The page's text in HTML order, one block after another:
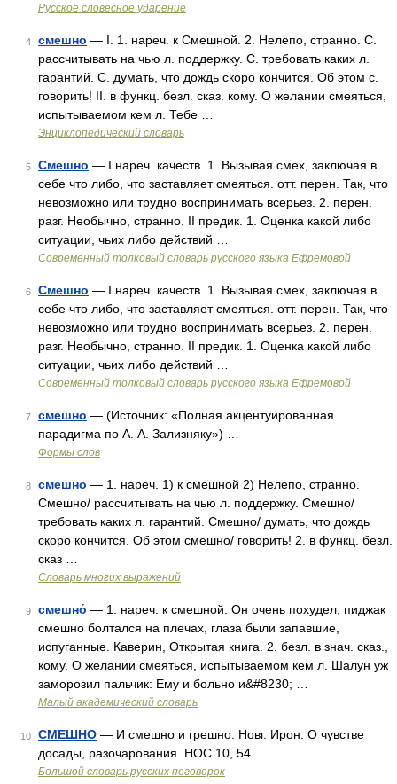
Русское словесное ударение
4 смешно — I. 1. нареч. к Смешной. 2. Нелепо, странно. С.
рассчитывать на чью л. поддержку. С. требовать каких л.
гарантий. С. думать, что дождь скоро кончится. Об этом с.
говорить! II. в функц. безл. сказ. кому. О желании смеяться,
испытываемом кем л. Тебе …
Энциклопедический словарь
5 Смешно — I нареч. качеств. 1. Вызывая смех, заключая в
себе что либо, что заставляет смеяться. отт. перен. Так, что
невозможно или трудно воспринимать всерьез. 2. перен.
разг. Необычно, странно. II предик. 1. Оценка какой либо
ситуации, чьих либо действий …
Современный толковый словарь русского языка Ефремовой
6 Смешно — I нареч. качеств. 1. Вызывая смех, заключая в
себе что либо, что заставляет смеяться. отт. перен. Так, что
невозможно или трудно воспринимать всерьез. 2. перен.
разг. Необычно, странно. II предик. 1. Оценка какой либо
ситуации, чьих либо действий …
Современный толковый словарь русского языка Ефремовой
7 смешно — (Источник: «Полная акцентуированная
парадигма по А. А. Зализняку») …
Формы слов
8 смешно — 1. нареч. 1) к смешной 2) Нелепо, странно.
Смешно/ рассчитывать на чью л. поддержку. Смешно/
требовать каких л. гарантий. Смешно/ думать, что дождь
скоро кончится. Об этом смешно/ говорить! 2. в функц. безл.
сказ …
Словарь многих выражений
9 смешно́ — 1. нареч. к смешной. Он очень похудел, пиджак
смешно болтался на плечах, глаза были запавшие,
испуганные. Каверин, Открытая книга. 2. безл. в знач. сказ.,
кому. О желании смеяться, испытываемом кем л. Шалун уж
заморозил пальчик: Ему и больно и&#8230; …
Малый академический словарь
10 СМЕШНО — И смешно и грешно. Новг. Ирон. О чувстве
досады, разочарования. НОС 10, 54 …
Большой словарь русских поговорок